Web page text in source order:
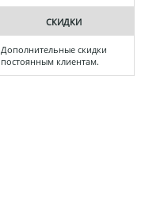
СКИДКИ
Дополнительные скидки
постоянным клиентам.